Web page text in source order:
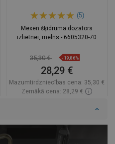
(5)
Mexen šķidruma dozators
izlietnei, melns - 6605320-70
35,30 € -19,86%
28,29 €
Mazumtirdzniecības cena: 35,30 €
Zemākā cena: 28,29 €